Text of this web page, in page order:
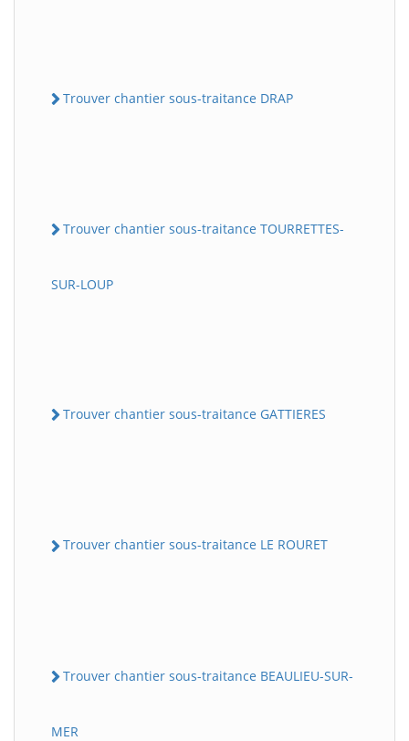
Trouver chantier sous-traitance DRAP
Trouver chantier sous-traitance TOURRETTES-
SUR-LOUP
Trouver chantier sous-traitance GATTIERES
Trouver chantier sous-traitance LE ROURET
Trouver chantier sous-traitance BEAULIEU-SUR-
MER